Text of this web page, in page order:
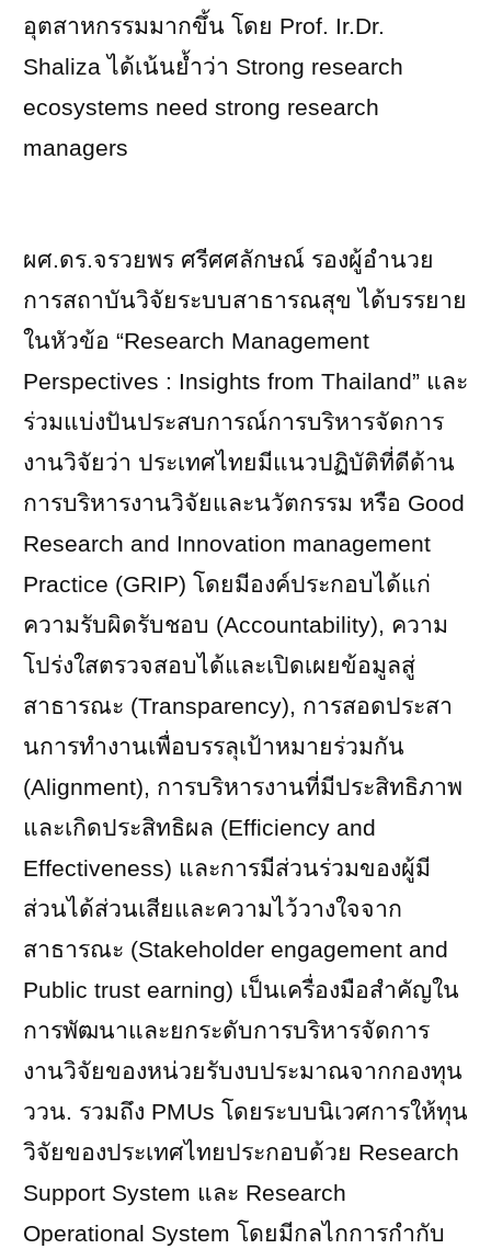
อุตสาหกรรมมากขึ้น โดย Prof. Ir.Dr.
Shalizaได้เน้นย้ำว่า Strong research
ecosystems need strong research
managers
ผศ.ดร.จรวยพร ศรีศศลักษณ์ รองผู้อำนวย
การสถาบันวิจัยระบบสาธารณสุข ได้บรรยาย
ในหัวข้อ “Research Management
Perspectives : Insights from Thailand” และ
ร่วมแบ่งปันประสบการณ์การบริหารจัดการ
งานวิจัยว่า ประเทศไทยมีแนวปฏิบัติที่ดีด้าน
การบริหารงานวิจัยและนวัตกรรม หรือ Good
Research and Innovation management
Practice (GRIP) โดยมีองค์ประกอบได้แก่
ความรับผิดรับชอบ (Accountability), ความ
โปร่งใสตรวจสอบได้และเปิดเผยข้อมูลสู่
สาธารณะ (Transparency), การสอดประสา
นการทํางานเพื่อบรรลุเป้าหมายร่วมกัน
(Alignment), การบริหารงานที่มีประสิทธิภาพ
และเกิดประสิทธิผล (Efficiency and
Effectiveness) และการมีส่วนร่วมของผู้มี
ส่วนได้ส่วนเสียและความไว้วางใจจาก
สาธารณะ (Stakeholder engagement and
Public trust earning) เป็นเครื่องมือสำคัญใน
การพัฒนาและยกระดับการบริหารจัดการ
งานวิจัยของหน่วยรับงบประมาณจากกองทุน
ววน. รวมถึง PMUs โดยระบบนิเวศการให้ทุน
วิจัยของประเทศไทยประกอบด้วย Research
Support System และ Research
Operational System โดยมีกลไกการกำกับ